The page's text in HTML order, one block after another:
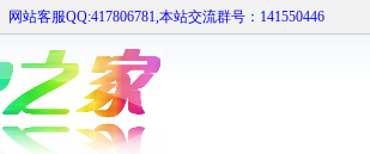
网站客服QQ:417806781,本站交流群号：141550446